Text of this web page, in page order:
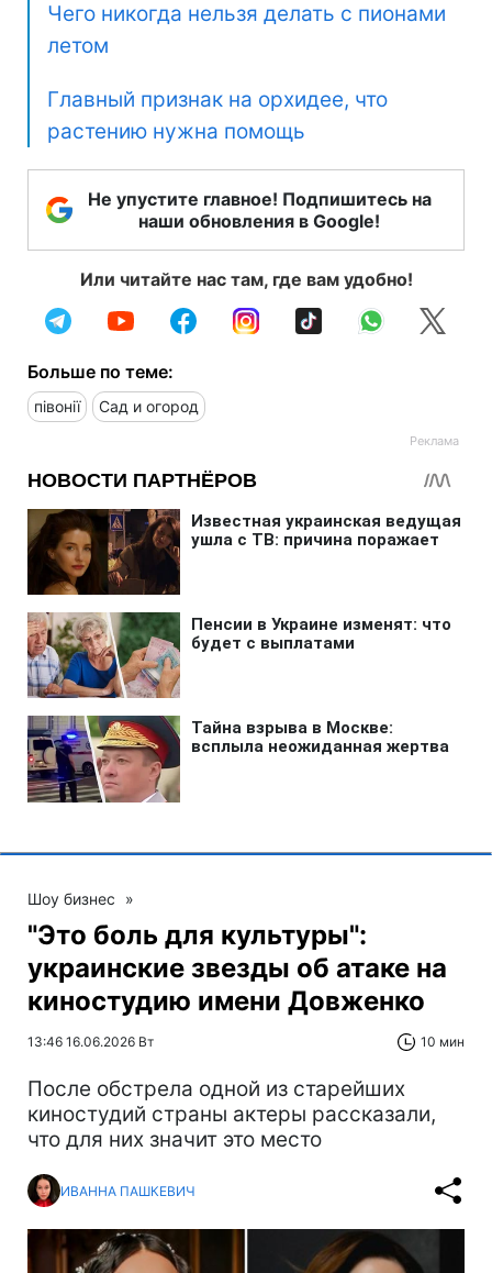
Чего никогда нельзя делать с пионами
летом
Главный признак на орхидее, что
растению нужна помощь
Не упустите главное! Подпишитесь на
наши обновления в Google!
Или читайте нас там, где вам удобно!
Больше по теме:
півонії Сад и огород
Шоу бизнес »
"Это боль для культуры":
украинские звезды об атаке на
киностудию имени Довженко
13:46 16.06.2026 Вт 10 мин
После обстрела одной из старейших
киностудий страны актеры рассказали,
что для них значит это место
ИВАННА ПАШКЕВИЧ